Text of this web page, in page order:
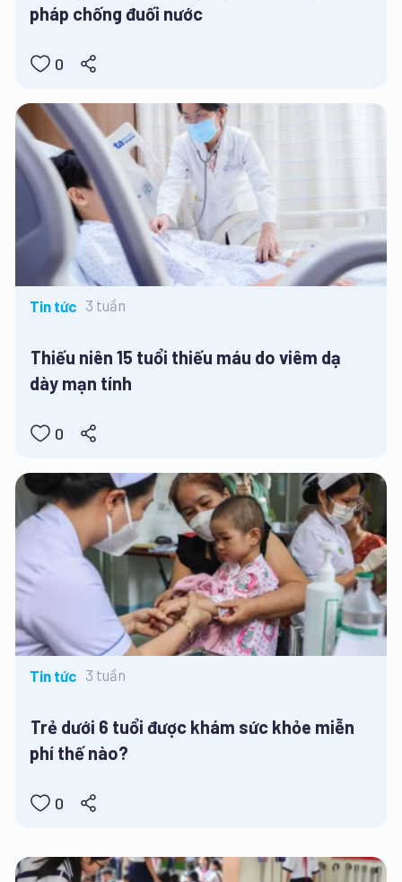
pháp chống đuối nước
0
Tin tức 3 tuần
Thiếu niên 15 tuổi thiếu máu do viêm dạ
dày mạn tính
0
Tin tức 3 tuần
Trẻ dưới 6 tuổi được khám sức khỏe miễn
phí thế nào?
0